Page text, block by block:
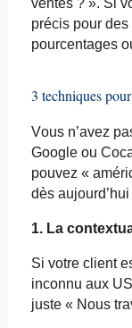
ventes ? ». Si
précis pour
pourcentages
3 techniques
Vous n’avez
Google ou
pouvez «
dès
1. La
Si votre client
inconnu aux
juste « Nous